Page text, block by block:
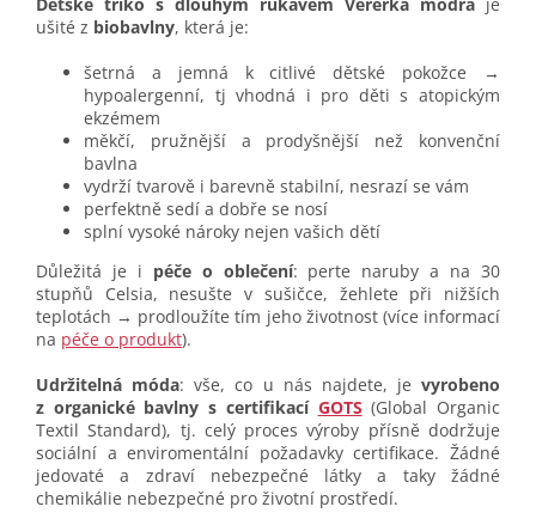
ušité z biobavlny, která je:
šetrná a jemná k citlivé dětské pokožce →
hypoalergenní, tj vhodná i pro děti s atopickým
ekzémem
měkčí, pružnější a prodyšnější než konvenční
bavlna
vydrží tvarově i barevně stabilní, nesrazí se vám
perfektně sedí a dobře se nosí
splní vysoké nároky nejen vašich dětí
Důležitá je i péče o oblečení: perte naruby a na 30
stupňů Celsia, nesušte v sušičce, žehlete při nižších
teplotách → prodloužíte tím jeho životnost (více informací
na péče o produkt).
Udržitelná móda: vše, co u nás najdete, je vyrobeno
z organické bavlny s certifikací GOTS (Global Organic
Textil Standard), tj. celý proces výroby přísně dodržuje
sociální a enviromentální požadavky certifikace. Žádné
jedovaté a zdraví nebezpečné látky a taky žádné
chemikálie nebezpečné pro životní prostředí.